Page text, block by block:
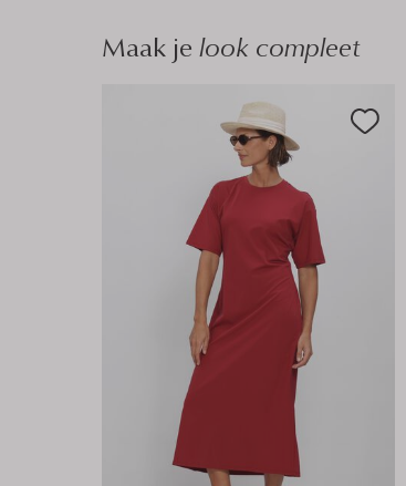
Maak je look compleet